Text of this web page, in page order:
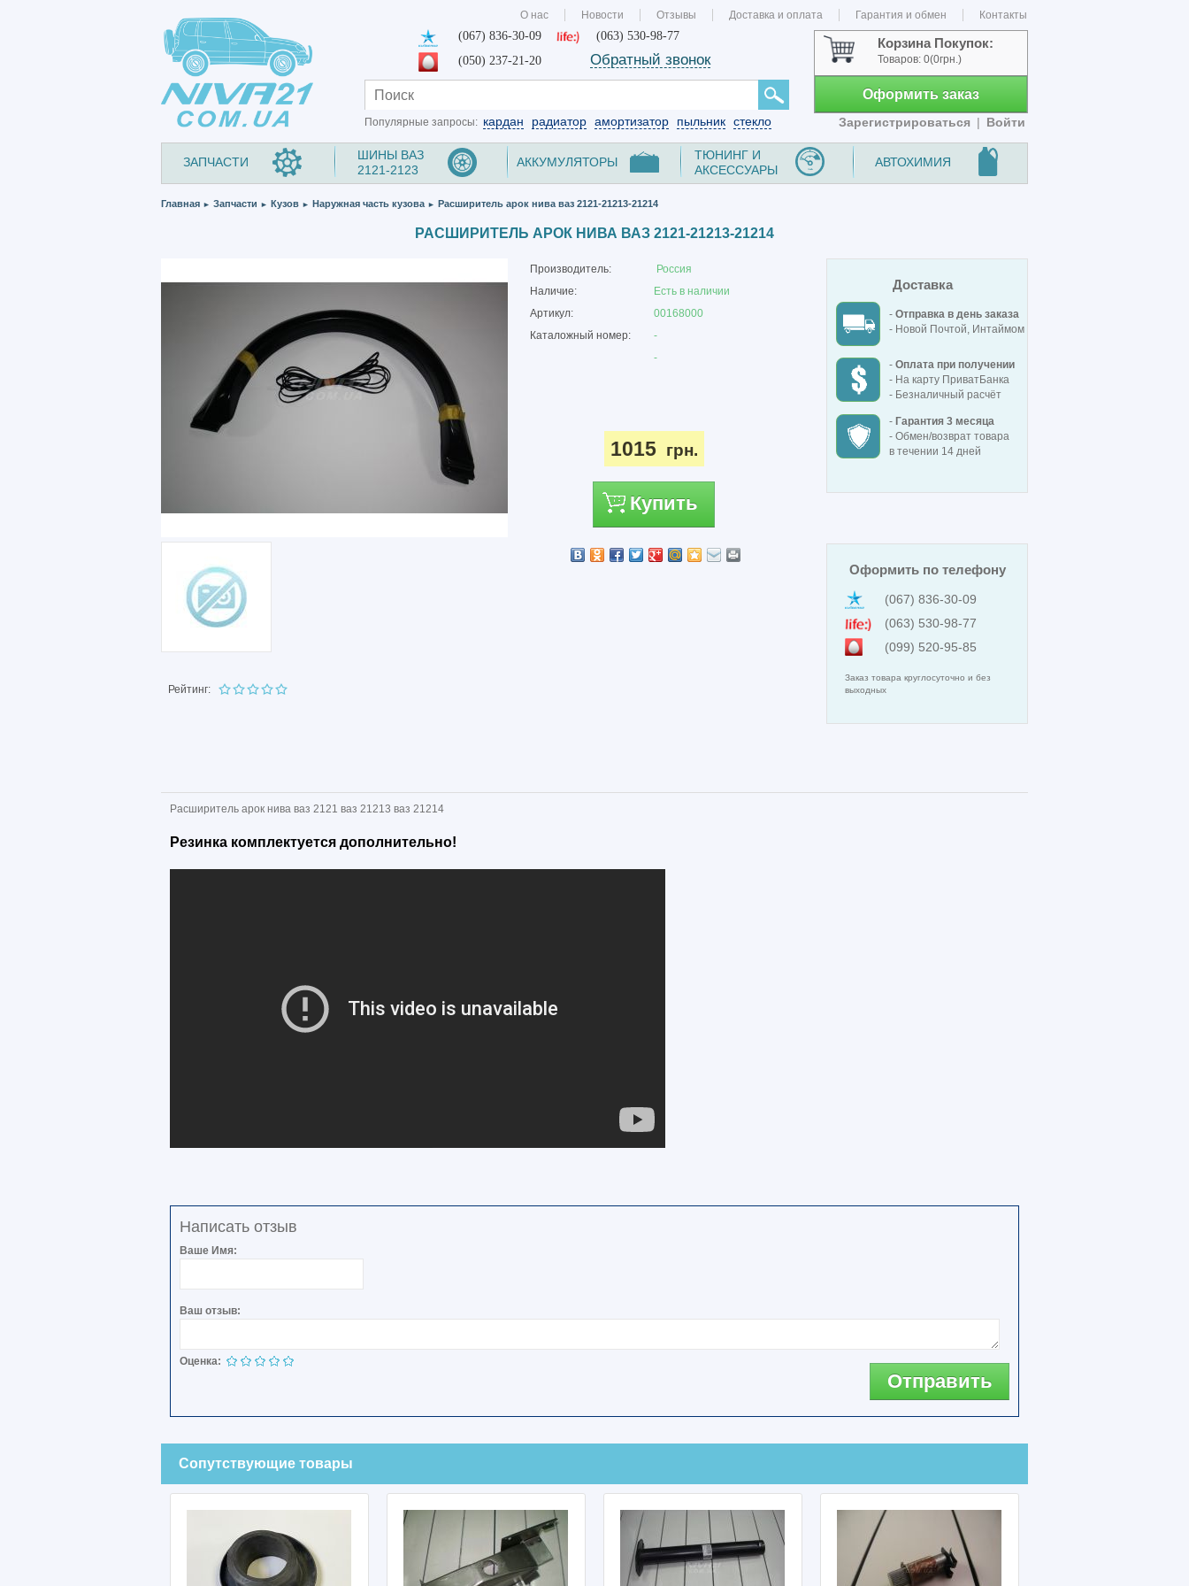
О нас Новости Отзывы Доставка и оплата Гарантия и обмен Контакты
(067) 836-30-09
(063) 530-98-77
(050) 237-21-20
Обратный звонок
Корзина Покупок:
Товаров: 0(0грн.)
Оформить заказ
Зарегистрироваться | Войти
Популярные запросы: кардан радиатор амортизатор пыльник стекло
ЗАПЧАСТИ
ШИНЫ ВАЗ
2121-2123
АККУМУЛЯТОРЫ
ТЮНИНГ И
АКСЕССУАРЫ
АВТОХИМИЯ
Главная ► Запчасти ► Кузов ► Наружная часть кузова ► Расширитель арок нива ваз 2121-21213-21214
РАСШИРИТЕЛЬ АРОК НИВА ВАЗ 2121-21213-21214
Рейтинг:
Производитель:
Россия
Наличие:
Есть в наличии
Артикул:
00168000
Каталожный номер:
-
-
1015 грн.
Купить
Доставка
- Отправка в день заказа
- Новой Почтой, Интаймом
- Оплата при получении
- На карту ПриватБанка
- Безналичный расчёт
- Гарантия 3 месяца
- Обмен/возврат товара
в течении 14 дней
Оформить по телефону
(067) 836-30-09
(063) 530-98-77
(099) 520-95-85
Заказ товара круглосуточно и без
выходных
Расширитель арок нива ваз 2121 ваз 21213 ваз 21214
Резинка комплектуется дополнительно!
Написать отзыв
Ваше Имя:
Ваш отзыв:
Оценка:
Отправить
Сопутствующие товары